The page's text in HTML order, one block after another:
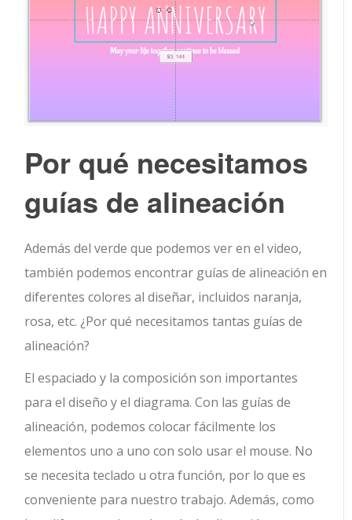
Por qué necesitamos
guías de alineación
Además del verde que podemos ver en el video,
también podemos encontrar guías de alineación en
diferentes colores al diseñar, incluidos naranja,
rosa, etc. ¿Por qué necesitamos tantas guías de
alineación?
El espaciado y la composición son importantes
para el diseño y el diagrama. Con las guías de
alineación, podemos colocar fácilmente los
elementos uno a uno con solo usar el mouse. No
se necesita teclado u otra función, por lo que es
conveniente para nuestro trabajo. Además, como